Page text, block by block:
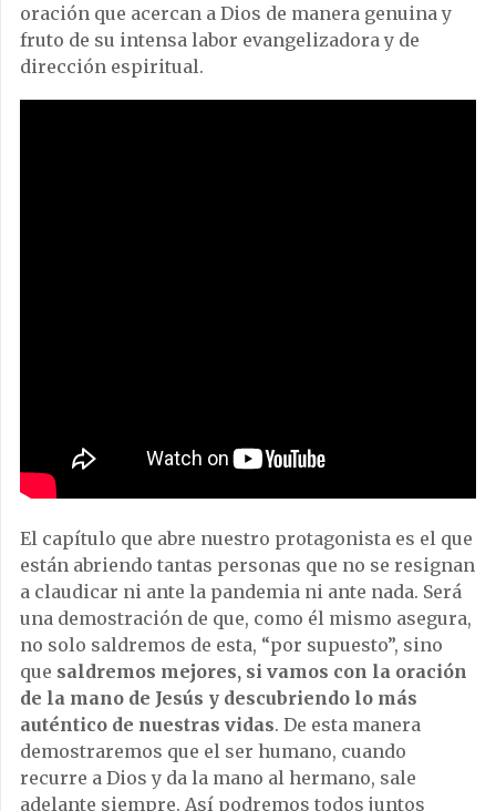
oración que acercan a Dios de manera genuina y
fruto de su intensa labor evangelizadora y de
dirección espiritual.
El capítulo que abre nuestro protagonista es el que
están abriendo tantas personas que no se resignan
a claudicar ni ante la pandemia ni ante nada. Será
una demostración de que, como él mismo asegura,
no solo saldremos de esta, “por supuesto”, sino
que saldremos mejores, si vamos con la oración
de la mano de Jesús y descubriendo lo más
auténtico de nuestras vidas. De esta manera
demostraremos que el ser humano, cuando
recurre a Dios y da la mano al hermano, sale
adelante siempre. Así podremos todos juntos